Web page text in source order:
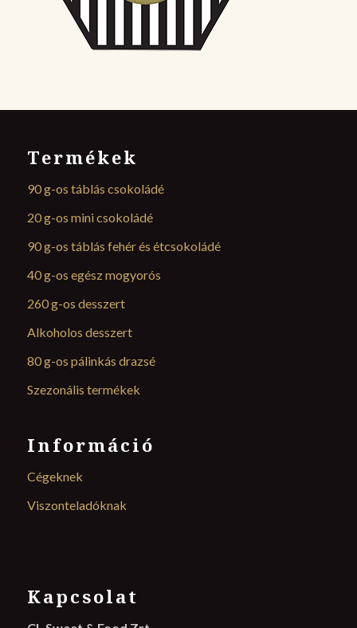
Termékek
90 g-os táblás csokoládé
20 g-os mini csokoládé
90 g-os táblás fehér és étcsokoládé
40 g-os egész mogyorós
260 g-os desszert
Alkoholos desszert
80 g-os pálinkás drazsé
Szezonális termékek
Információ
Cégeknek
Viszonteladóknak
Kapcsolat